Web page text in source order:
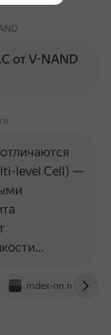
от V-NAND
mdex-nn.ru
level Cell) —